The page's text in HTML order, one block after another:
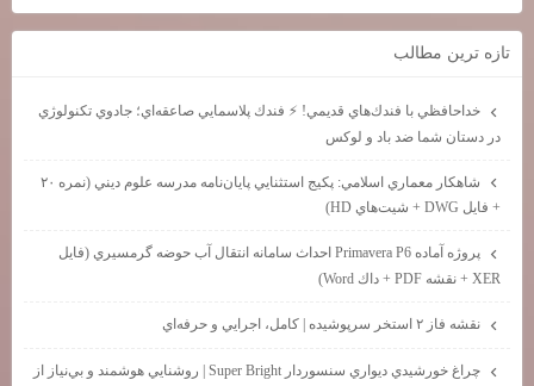
تازه ترين مطالب
خداحافظي با فندك‌هاي قديمي! ⚡ فندك پلاسمايي صاعقه‌اي؛ جادوي تكنولوژي
در دستان شما ضد باد و لوكس
شاهكار معماري اسلامي: پكيج استثنايي پايان‌نامه مدرسه علوم ديني (نمره ۲۰
+ فايل DWG + شيت‌هاي HD)
پروژه آماده Primavera P6 احداث سامانه انتقال آب حوضه گرمسيري (فايل
XER + نقشه PDF + داك Word)
نقشه فاز ۲ استخر سرپوشيده | كامل، اجرايي و حرفه‌اي
چراغ خورشيدي ديواري سنسوردار Super Bright | روشنايي هوشمند و بي‌نياز از